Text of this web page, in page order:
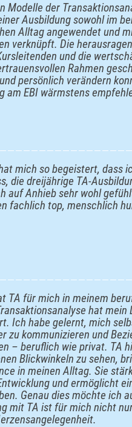
Modelle der
Ausbildung sowohl im
Alltag angewendet und
verknüpft. Die
und die
Rahmen
persönlich verändern
am EBI wärmstens
mich so begeistert, dass
die dreijährige TA-
auf Anhieb sehr wohl
fachlich top, menschlich
TA für mich in meinem
hat mein
Ich habe gelernt, mich
zu kommunizieren und
– beruflich wie privat. TA
Blickwinkeln zu sehen,
in meinen Alltag. Sie
und ermöglicht
Genau dies möchte ich
mit TA ist für mich nicht